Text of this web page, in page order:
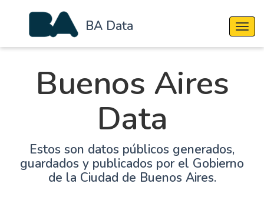
BA Data
Buenos Aires
Data
Estos son datos públicos generados,
guardados y publicados por el Gobierno
de la Ciudad de Buenos Aires.